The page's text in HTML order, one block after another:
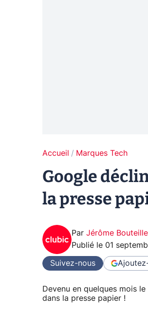
Accueil Marques Tech
Google
la presse
Par Jérôme
Publié le 01
Suivez-nous
Devenu en quelques mois
dans la presse papier !